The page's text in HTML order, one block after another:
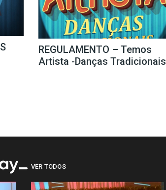
REGULAMENTO – Temos
Artista -Danças Tradicionais
VER TODOS